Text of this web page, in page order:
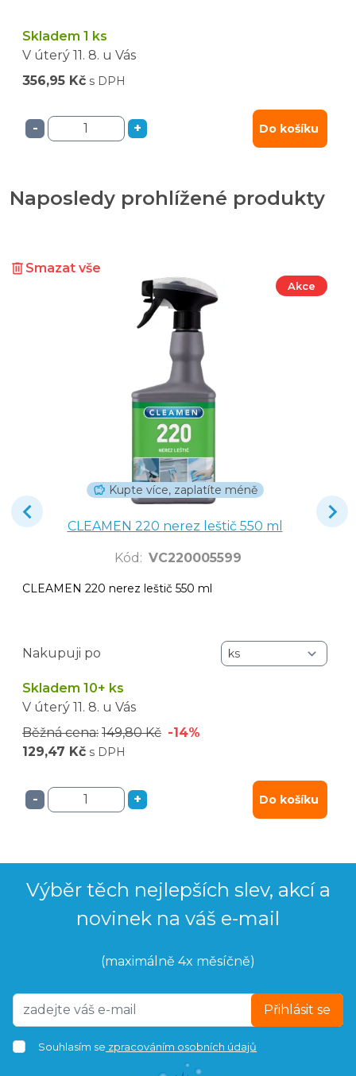
Skladem 1 ks
V úterý 11. 8. u Vás
356,95 Kč s DPH
- + Do košíku
Naposledy prohlížené produkty
Smazat vše
Akce
Kupte více, zaplatíte méně
CLEAMEN 220 nerez leštič 550 ml
Kód : VC220005599
CLEAMEN 220 nerez leštič 550 ml
Nakupuji po
Skladem 10+ ks
V úterý 11. 8. u Vás
Běžná cena: 149,80 Kč -14%
129,47 Kč s DPH
- + Do košíku
Výběr těch nejlepších slev, akcí a
novinek na váš e-mail
(maximálně 4x měsíčně)
Přihlásit se
Souhlasím se zpracováním osobních údajů